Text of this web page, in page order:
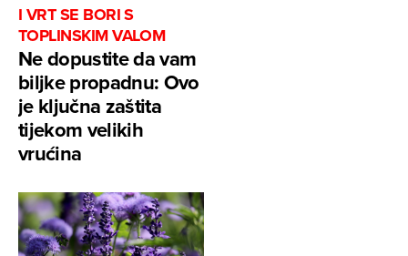
I VRT SE BORI S
TOPLINSKIM VALOM
Ne dopustite da vam
biljke propadnu: Ovo
je ključna zaštita
tijekom velikih
vrućina